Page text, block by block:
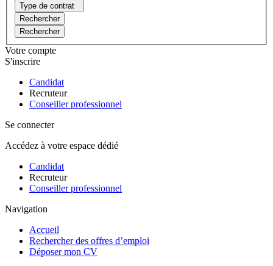
Type de contrat
Rechercher
Rechercher
Votre compte
S'inscrire
Candidat
Recruteur
Conseiller professionnel
Se connecter
Accédez à votre espace dédié
Candidat
Recruteur
Conseiller professionnel
Navigation
Accueil
Rechercher des offres d’emploi
Déposer mon CV